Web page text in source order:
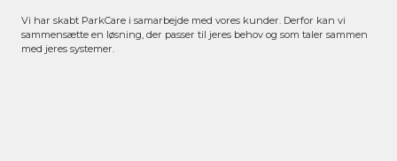
Vi har skabt ParkCare i samarbejde med vores kunder. Derfor kan vi
sammensætte en løsning, der passer til jeres behov og som taler sammen
med jeres systemer.